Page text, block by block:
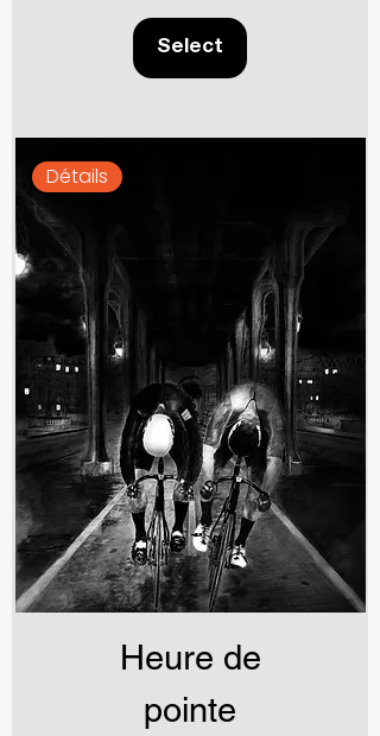
Select
Détails
Heure de
pointe